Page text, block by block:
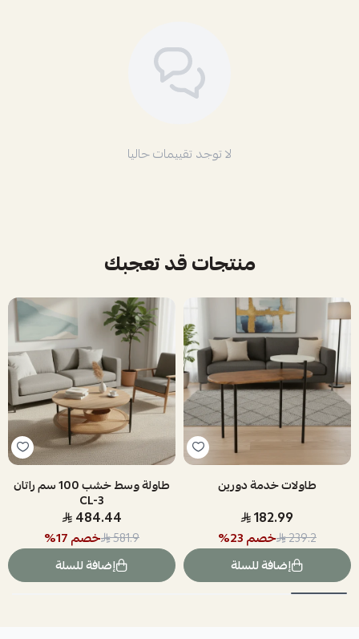
لا توجد تقييمات حاليا
منتجات قد تعجبك
طاولات خدمة دورين
182.99
239.2 خصم23
%
إضافة للسلة
طاولة وسط خشب 100 سم راتان
CL-3
484.44
581.9 خصم17
%
إضافة للسلة